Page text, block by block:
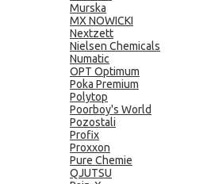
Murska
MX NOWICKI
Nextzett
Nielsen Chemicals
Numatic
OPT Optimum
Poka Premium
Polytop
Poorboy's World
Pozostali
Profix
Proxxon
Pure Chemie
QJUTSU